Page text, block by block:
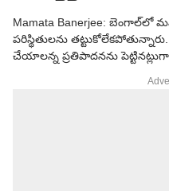
Mamata Banerjee: బెంగాల్‌లో
పరిస్థితులను
చేయాలన్న ప్రతిపాదనను పెట్టినట్లుగా